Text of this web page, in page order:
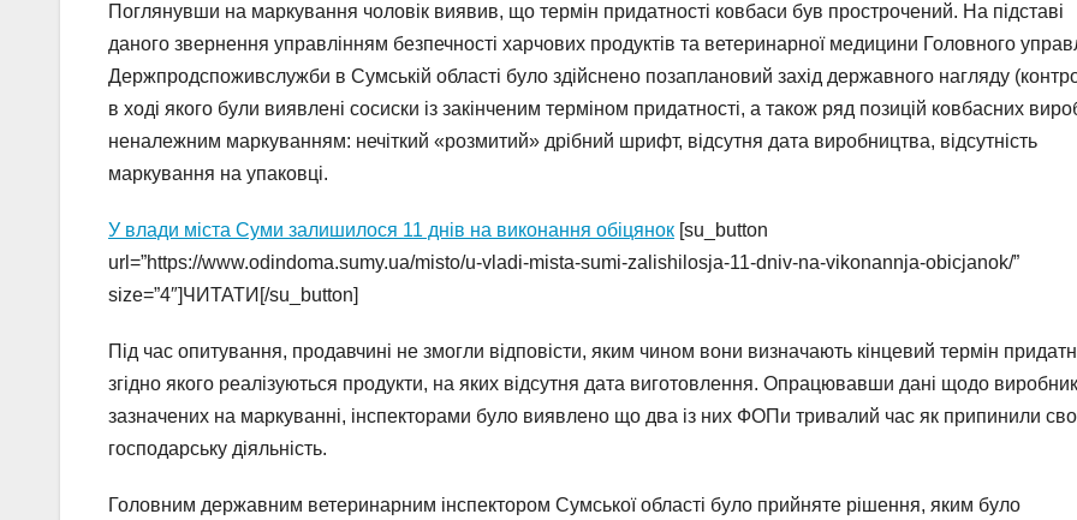
Поглянувши на маркування чоловік виявив, що термін придатності ковбаси був прострочений. На підставі
даного звернення управлінням безпечності харчових продуктів та ветеринарної медицини Головного
Держпродспоживслужби в Сумській області було здійснено позаплановий захід державного нагляду
в ході якого були виявлені сосиски із закінченим терміном придатності, а також ряд позицій ковбасних
неналежним маркуванням: нечіткий «розмитий» дрібний шрифт, відсутня дата виробництва, відсутність
маркування на упаковці.
У влади міста Суми залишилося 11 днів на виконання обіцянок [su_button
url=”https://www.odindoma.sumy.ua/misto/u-vladi-mista-sumi-zalishilosja-11-dniv-na-vikonannja-obicjanok/”
size=”4″]ЧИТАТИ[/su_button]
Під час опитування, продавчині не змогли відповісти, яким чином вони визначають кінцевий термін
згідно якого реалізуються продукти, на яких відсутня дата виготовлення. Опрацювавши дані щодо
зазначених на маркуванні, інспекторами було виявлено що два із них ФОПи тривалий час як припинили
господарську діяльність.
Головним державним ветеринарним інспектором Сумської області було прийняте рішення, яким було